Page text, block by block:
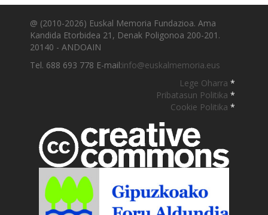
@ (2010-2026) Euskal Memoria Fundazioa. Ama
Kandida Etorbidea 21, Denak Poligonoa 200-201.
20140 - ANDOAIN
Tel. 688 693 778 E-mail:info@euskalmemoria.eus
Lege Oharra *
Pribatasun Politika *
Cookie Politika *